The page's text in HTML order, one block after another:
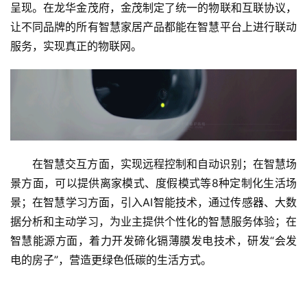
呈现。在龙华金茂府，金茂制定了统一的物联和互联协议，
让不同品牌的所有智慧家居产品都能在智慧平台上进行联动
服务，实现真正的物联网。
在智慧交互方面，实现远程控制和自动识别；在智慧场
景方面，可以提供离家模式、度假模式等8种定制化生活场
景；在智慧学习方面，引入AI智能技术，通过传感器、大数
据分析和主动学习，为业主提供个性化的智慧服务体验；在
智慧能源方面，着力开发碲化镉薄膜发电技术，研发“会发
电的房子”，营造更绿色低碳的生活方式。